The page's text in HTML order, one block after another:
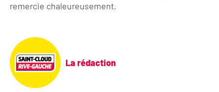
remercie chaleureusement.
La rédaction